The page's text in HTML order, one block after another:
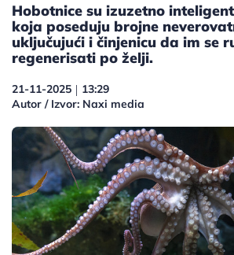
Hobotnice su izuzetno
koja poseduju brojne
uključujući i činjenicu da im se
regenerisati po želji.
21-11-2025 | 13:29
Autor / Izvor: Naxi media